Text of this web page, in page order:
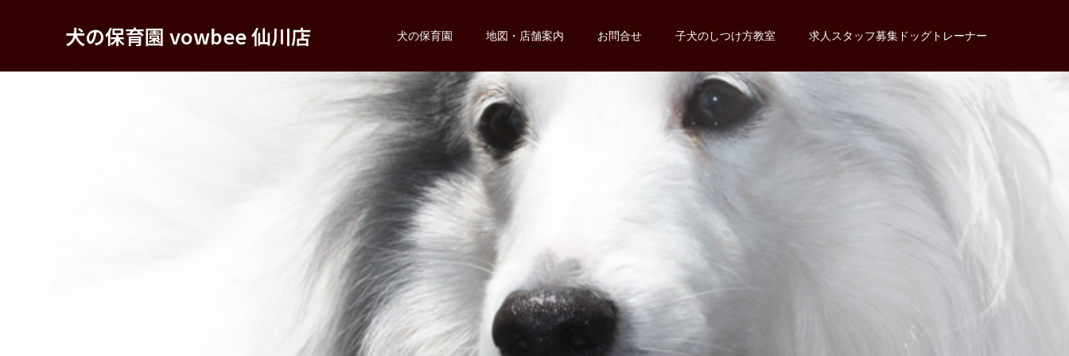
犬の保育園 vowbee 仙川店 犬の保育園 地図・店舗案内 お問合せ 子犬のしつけ方教室 求人スタッフ募集ドッグトレーナー